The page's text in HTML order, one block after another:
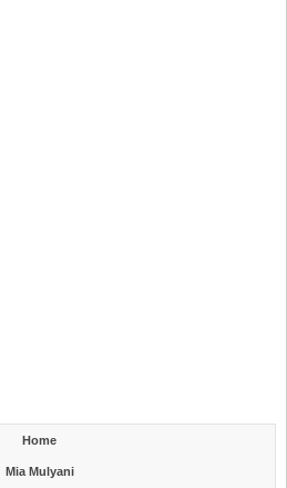
Home
Mia Mulyani